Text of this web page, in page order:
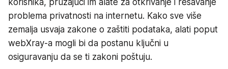
korisnika, pružajući im alate za otkrivanje i rešavanje
problema privatnosti na internetu. Kako sve više
zemalja usvaja zakone o zaštiti podataka, alati poput
webXray-a mogli bi da postanu ključni u
osiguravanju da se ti zakoni poštuju.